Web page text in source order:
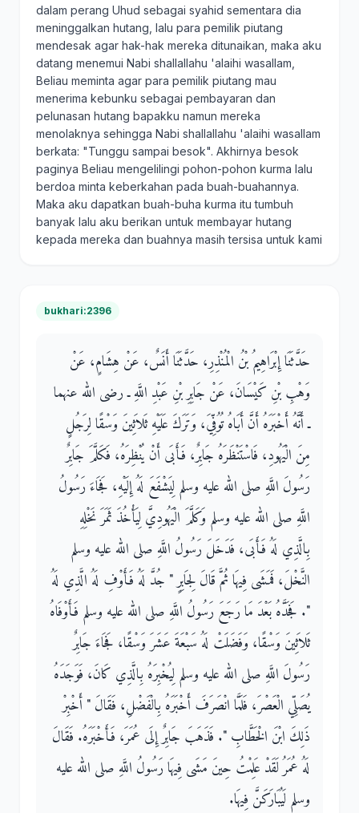
dalam perang Uhud sebagai syahid sementara dia
meninggalkan hutang, lalu para pemilik piutang
mendesak agar hak-hak mereka ditunaikan, maka aku
datang menemui Nabi shallallahu 'alaihi wasallam,
Beliau meminta agar para pemilik piutang mau
menerima kebunku sebagai pembayaran dan
pelunasan hutang bapakku namun mereka
menolaknya sehingga Nabi shallallahu 'alaihi wasallam
berkata: "Tunggu sampai besok". Akhirnya besok
paginya Beliau mengelilingi pohon-pohon kurma lalu
berdoa minta keberkahan pada buah-buahannya.
Maka aku dapatkan buah-buha kurma itu tumbuh
banyak lalu aku berikan untuk membayar hutang
kepada mereka dan buahnya masih tersisa untuk kami
bukhari:2396
حَدَّثَنَا إِبْرَاهِيمُ بْنُ الْمُنْذِرِ، حَدَّثَنَا أَنَسٌ، عَنْ هِشَامٍ، عَنْ
وَهْبِ بْنِ كَيْسَانَ، عَنْ جَابِرِ بْنِ عَبْدِ اللَّهِ ـ رضى الله عنهما
ـ أَنَّهُ أَخْبَرَهُ أَنَّ أَبَاهُ تُوُفِّيَ، وَتَرَكَ عَلَيْهِ ثَلاَثِينَ وَسْقًا لِرَجُلٍ
مِنَ الْيَهُودِ، فَاسْتَنْظَرَهُ جَابِرٌ، فَأَبَى أَنْ يُنْظِرَهُ، فَكَلَّمَ جَابِرٌ
رَسُولَ اللَّهِ صلى الله عليه وسلم لِيَشْفَعَ لَهُ إِلَيْهِ، فَجَاءَ رَسُولُ
اللَّهِ صلى الله عليه وسلم وَكَلَّمَ الْيَهُودِيَّ لِيَأْخُذَ ثَمَرَ نَخْلِهِ
بِالَّذِي لَهُ فَأَبَى، فَدَخَلَ رَسُولُ اللَّهِ صلى الله عليه وسلم
النَّخْلَ، فَمَشَى فِيهَا ثُمَّ قَالَ لِجَابِرٍ ‏"‏ جُدَّ لَهُ فَأَوْفِ لَهُ الَّذِي لَهُ
‏"‏‏.‏ فَجَدَّهُ بَعْدَ مَا رَجَعَ رَسُولُ اللَّهِ صلى الله عليه وسلم فَأَوْفَاهُ
ثَلاَثِينَ وَسْقًا، وَفَضَلَتْ لَهُ سَبْعَةَ عَشَرَ وَسْقًا، فَجَاءَ جَابِرٌ
رَسُولَ اللَّهِ صلى الله عليه وسلم لِيُخْبِرَهُ بِالَّذِي كَانَ، فَوَجَدَهُ
يُصَلِّي الْعَصْرَ، فَلَمَّا انْصَرَفَ أَخْبَرَهُ بِالْفَضْلِ، فَقَالَ ‏"‏ أَخْبِرْ
ذَلِكَ ابْنَ الْخَطَّابِ ‏"‏‏.‏ فَذَهَبَ جَابِرٌ إِلَى عُمَرَ، فَأَخْبَرَهُ‏.‏ فَقَالَ
لَهُ عُمَرُ لَقَدْ عَلِمْتُ حِينَ مَشَى فِيهَا رَسُولُ اللَّهِ صلى الله عليه
وسلم لَيُبَارَكَنَّ فِيهَا‏.‏